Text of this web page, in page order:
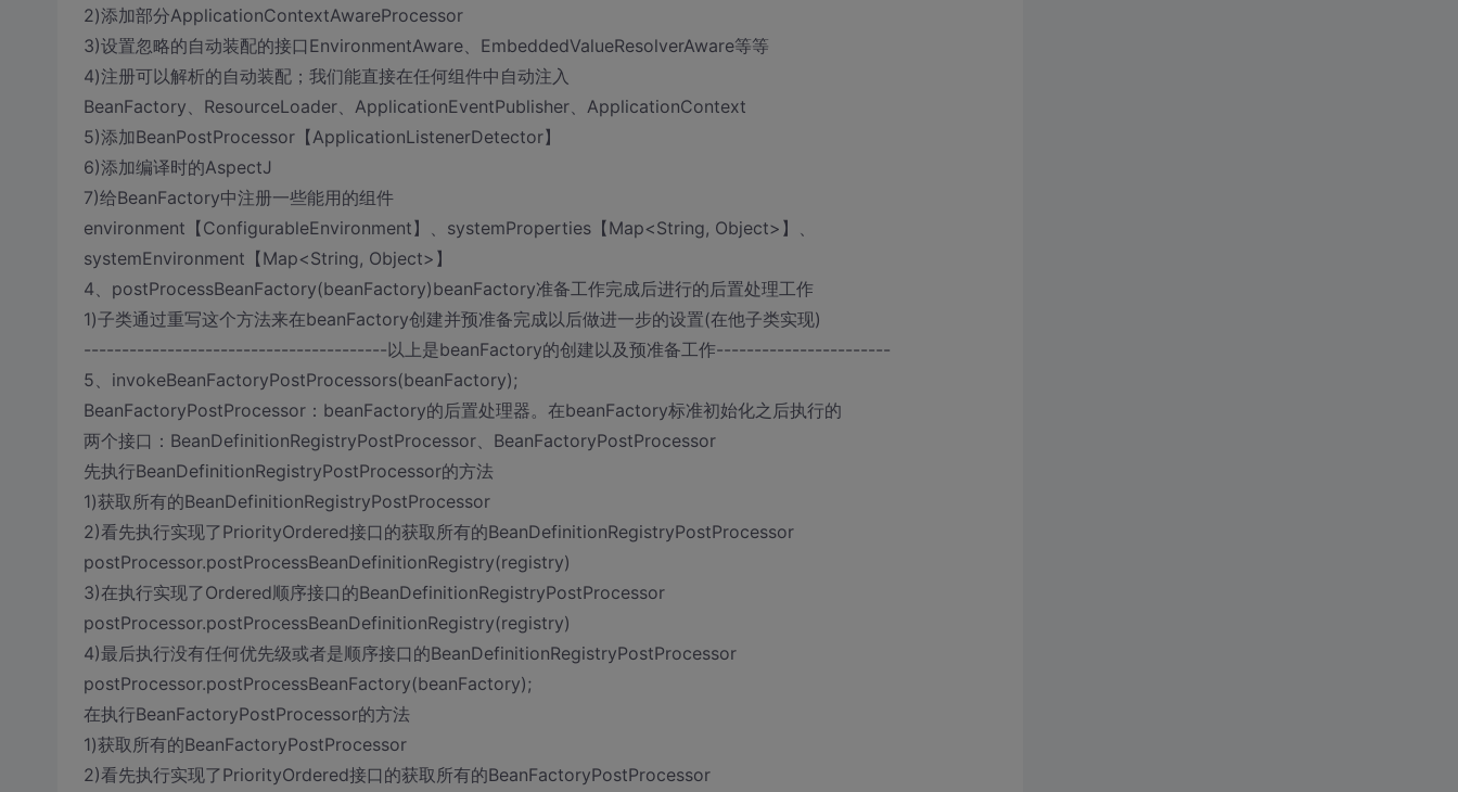
2)添加部分ApplicationContextAwareProcessor
3)设置忽略的自动装配的接口EnvironmentAware、EmbeddedValueResolverAware等等
4)注册可以解析的自动装配；我们能直接在任何组件中自动注入
BeanFactory、ResourceLoader、ApplicationEventPublisher、ApplicationContext
5)添加BeanPostProcessor【ApplicationListenerDetector】
6)添加编译时的AspectJ
7)给BeanFactory中注册一些能用的组件
environment【ConfigurableEnvironment】、systemProperties【Map<String, Object>】、
systemEnvironment【Map<String, Object>】
4、postProcessBeanFactory(beanFactory)beanFactory准备工作完成后进行的后置处理工作
1)子类通过重写这个方法来在beanFactory创建并预准备完成以后做进一步的设置(在他子类实现)
----------------------------------------以上是beanFactory的创建以及预准备工作-----------------------
5、invokeBeanFactoryPostProcessors(beanFactory);
BeanFactoryPostProcessor：beanFactory的后置处理器。在beanFactory标准初始化之后执行的
两个接口：BeanDefinitionRegistryPostProcessor、BeanFactoryPostProcessor
先执行BeanDefinitionRegistryPostProcessor的方法
1)获取所有的BeanDefinitionRegistryPostProcessor
2)看先执行实现了PriorityOrdered接口的获取所有的BeanDefinitionRegistryPostProcessor
postProcessor.postProcessBeanDefinitionRegistry(registry)
3)在执行实现了Ordered顺序接口的BeanDefinitionRegistryPostProcessor
postProcessor.postProcessBeanDefinitionRegistry(registry)
4)最后执行没有任何优先级或者是顺序接口的BeanDefinitionRegistryPostProcessor
postProcessor.postProcessBeanFactory(beanFactory);
在执行BeanFactoryPostProcessor的方法
1)获取所有的BeanFactoryPostProcessor
2)看先执行实现了PriorityOrdered接口的获取所有的BeanFactoryPostProcessor